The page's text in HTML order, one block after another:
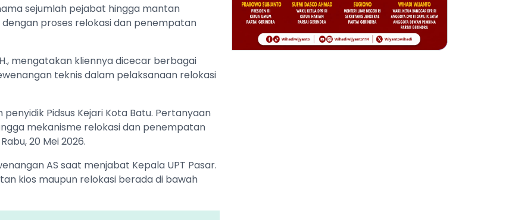
sejumlah pejabat hingga mantan
proses relokasi dan penempatan
mengatakan kliennya dicecar berbagai
teknis dalam pelaksanaan relokasi
Pidsus Kejari Kota Batu. Pertanyaan
mekanisme relokasi dan penempatan
20 Mei 2026.
AS saat menjabat Kepala UPT Pasar.
kios maupun relokasi berada di bawah